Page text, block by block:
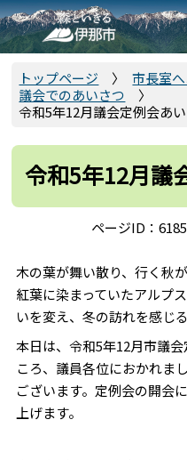
こ
の
ペ
先
トップページ
市長室
議会でのあいさつ
令和5年12月議会定例会あ
令和5年12月議
ページID：
木の葉が舞い散り、行く秋
紅葉に染まっていたアルプ
いを変え、冬の訪れを感じ
本日は、令和5年12月市議
ころ、議員各位におかれま
ございます。定例会の開会
上げます。